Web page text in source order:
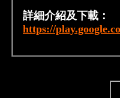
詳細介紹及下載：
https://